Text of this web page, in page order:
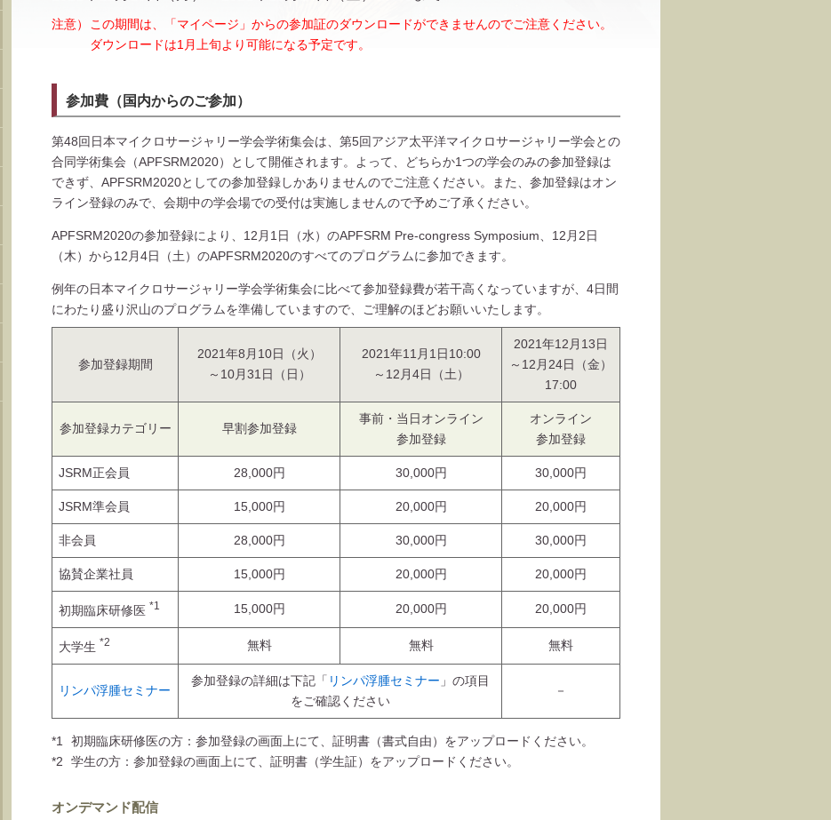
注意）
この期間は、「マイページ」からの参加証のダウンロードができませんのでご注意ください。
ダウンロードは1月上旬より可能になる予定です。
参加費（国内からのご参加）
第48回日本マイクロサージャリー学会学術集会は、第5回アジア太平洋マイクロサージャリー学会との
合同学術集会（APFSRM2020）として開催されます。よって、どちらか1つの学会のみの参加登録は
できず、APFSRM2020としての参加登録しかありませんのでご注意ください。また、参加登録はオン
ライン登録のみで、会期中の学会場での受付は実施しませんので予めご了承ください。
APFSRM2020の参加登録により、12月1日（水）のAPFSRM Pre-congress Symposium、12月2日
（木）から12月4日（土）のAPFSRM2020のすべてのプログラムに参加できます。
例年の日本マイクロサージャリー学会学術集会に比べて参加登録費が若干高くなっていますが、4日間
にわたり盛り沢山のプログラムを準備していますので、ご理解のほどお願いいたします。
参加登録期間
2021年8月10日（火）
～10月31日（日）
2021年11月1日10:00
～12月4日（土）
2021年12月13日
～12月24日（金）
17:00
参加登録カテゴリー 早割参加登録
事前・当日オンライン
参加登録
オンライン
参加登録
JSRM正会員 28,000円 30,000円 30,000円
JSRM準会員 15,000円 20,000円 20,000円
非会員 28,000円 30,000円 30,000円
協賛企業社員 15,000円 20,000円 20,000円
初期臨床研修医 *1 15,000円 20,000円 20,000円
大学生 *2 無料 無料 無料
リンパ浮腫セミナー
参加登録の詳細は下記「 リンパ浮腫セミナー 」の項目
をご確認ください
－
*1
初期臨床研修医の方：参加登録の画面上にて、証明書（書式自由）をアップロードください。
*2
学生の方：参加登録の画面上にて、証明書（学生証）をアップロードください。
オンデマンド配信